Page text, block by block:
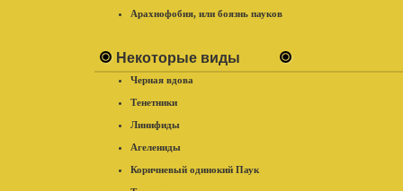
Арахнофобия, или боязнь пауков
Некоторые виды
Черная вдова
Тенетники
Линифиды
Агелениды
Коричневый одинокий Паук